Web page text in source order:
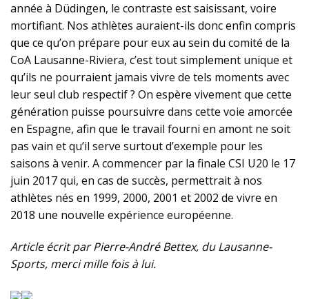
année à Düdingen, le contraste est saisissant, voire
mortifiant. Nos athlètes auraient-ils donc enfin compris
que ce qu’on prépare pour eux au sein du comité de la
CoA Lausanne-Riviera, c’est tout simplement unique et
qu’ils ne pourraient jamais vivre de tels moments avec
leur seul club respectif ? On espère vivement que cette
génération puisse poursuivre dans cette voie amorcée
en Espagne, afin que le travail fourni en amont ne soit
pas vain et qu’il serve surtout d’exemple pour les
saisons à venir. A commencer par la finale CSI U20 le 17
juin 2017 qui, en cas de succès, permettrait à nos
athlètes nés en 1999, 2000, 2001 et 2002 de vivre en
2018 une nouvelle expérience européenne.
Article écrit par Pierre-André Bettex, du Lausanne-
Sports, merci mille fois à lui.